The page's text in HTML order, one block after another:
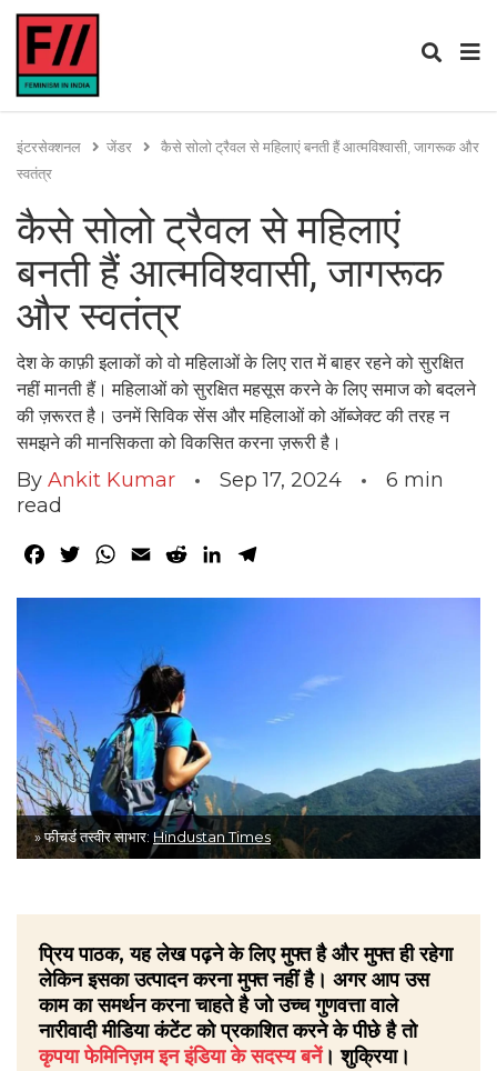
इंटरसेक्शनल जेंडर
कैसे सोलो ट्रैवल से महिलाएं बनती हैं आत्मविश्वासी, जागरूक और
स्वतंत्र
कैसे सोलो ट्रैवल से महिलाएं
बनती हैं आत्मविश्वासी, जागरूक
और स्वतंत्र
देश के काफ़ी इलाकों को वो महिलाओं के लिए रात में बाहर रहने को सुरक्षित
नहीं मानती हैं। महिलाओं को सुरक्षित महसूस करने के लिए समाज को बदलने
की ज़रूरत है। उनमें सिविक सेंस और महिलाओं को ऑब्जेक्ट की तरह न
समझने की मानसिकता को विकसित करना ज़रूरी है।
By Ankit Kumar Sep 17, 2024 6 min
read
Facebook
TwitterWhatsApp
Email RedditLinkedIn
» फीचर्ड तस्वीर साभार: Hindustan Times
प्रिय पाठक, यह लेख पढ़ने के लिए मुफ्त है और मुफ्त ही रहेगा
लेकिन इसका उत्पादन करना मुफ्त नहीं है। अगर आप उस
काम का समर्थन करना चाहते है जो उच्च गुणवत्ता वाले
नारीवादी मीडिया कंटेंट को प्रकाशित करने के पीछे है तो
कृपया फेमिनिज़म इन इंडिया के सदस्य बनें। शुक्रिया।